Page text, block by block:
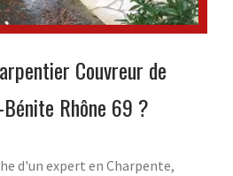
Couvreur de
Rhône 69 ?
d'un expert en Charpente,